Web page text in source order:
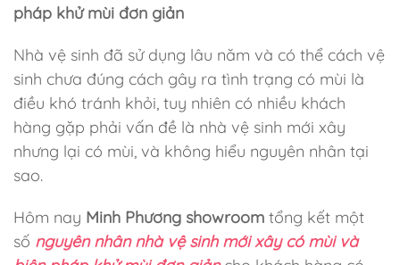
pháp khử mùi đơn giản
Nhà vệ sinh đã sử dụng lâu năm và có thể cách vệ
sinh chưa đúng cách gây ra tình trạng có mùi là
điều khó tránh khỏi, tuy nhiên có nhiều khách
hàng gặp phải vấn đề là nhà vệ sinh mới xây
nhưng lại có mùi, và không hiểu nguyên nhân tại
sao.
Hôm nay Minh Phương showroom tổng kết một
số nguyên nhân nhà vệ sinh mới xây có mùi và